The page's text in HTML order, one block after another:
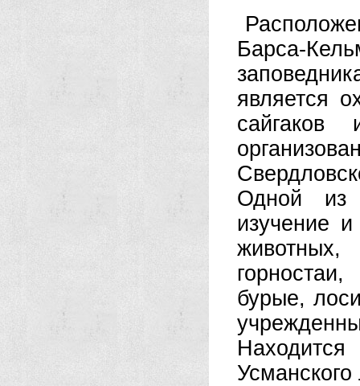
Барса-
является
Одной из
изучение
животных,
бурые,